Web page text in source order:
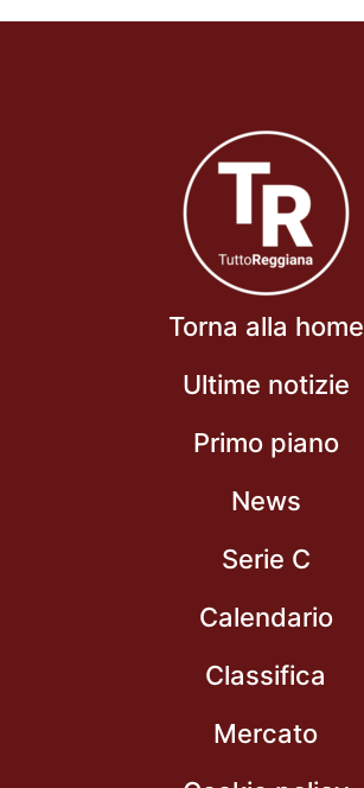
Torna alla home
Ultime notizie
Primo piano
News
Serie C
Calendario
Classifica
Mercato